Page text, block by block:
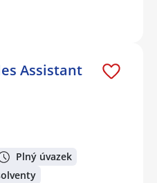
Assistant
Plný úvazek